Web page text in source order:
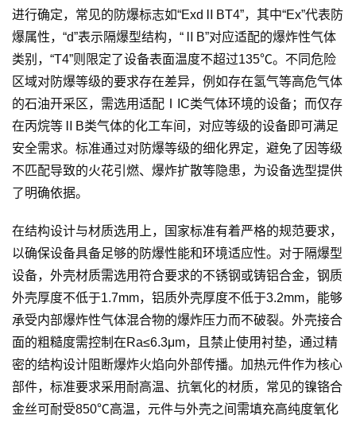
进行确定，常见的防爆标志如“ExdⅡBT4”，其中“Ex”代表防
爆属性，“d”表示隔爆型结构，“ⅡB”对应适配的爆炸性气体
类别，“T4”则限定了设备表面温度不超过135℃。不同危险
区域对防爆等级的要求存在差异，例如存在氢气等高危气体
的石油开采区，需选用适配ⅠIC类气体环境的设备；而仅存
在丙烷等ⅡB类气体的化工车间，对应等级的设备即可满足
安全需求。标准通过对防爆等级的细化界定，避免了因等级
不匹配导致的火花引燃、爆炸扩散等隐患，为设备选型提供
了明确依据。
在结构设计与材质选用上，国家标准有着严格的规范要求，
以确保设备具备足够的防爆性能和环境适应性。对于隔爆型
设备，外壳材质需选用符合要求的不锈钢或铸铝合金，钢质
外壳厚度不低于1.7mm，铝质外壳厚度不低于3.2mm，能够
承受内部爆炸性气体混合物的爆炸压力而不破裂。外壳接合
面的粗糙度需控制在Ra≤6.3μm，且禁止使用衬垫，通过精
密的结构设计阻断爆炸火焰向外部传播。加热元件作为核心
部件，标准要求采用耐高温、抗氧化的材质，常见的镍铬合
金丝可耐受850℃高温，元件与外壳之间需填充高纯度氧化